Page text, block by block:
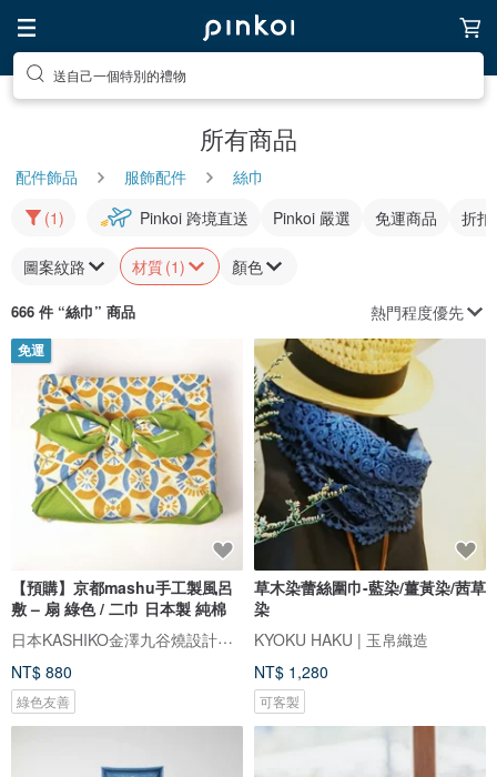
送自己一個特別的禮物
所有商品
配件飾品 服飾配件
絲巾
(1)
Pinkoi 跨境直送 Pinkoi 嚴選 免運商品 折扣
圖案紋路 材質(1) 顏色
666 件 “絲巾” 商品 熱門程度優先
免運
【預購】京都mashu手工製風呂
敷 – 扇 綠色 / 二巾 日本製 純棉
日本KASHIKO金澤九谷燒設計文具
NT$ 880
綠色友善
草木染蕾絲圍巾-藍染/薑黃染/茜草
染
KYOKU HAKU | 玉帛織造
NT$ 1,280
可客製